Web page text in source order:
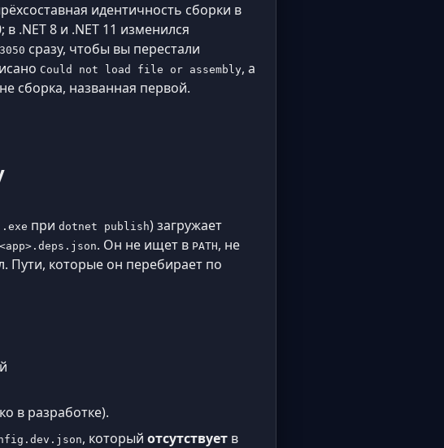
идентичность сборки в
.NET 8 и .NET 11 изменился
сразу, чтобы вы перестали
Could not load file or assembly, а
сборка, названная первой.
.exe при dotnet publish) загружает
<app>.deps.json. Он не ищет в PATH, не
Пути, которые он перебирает по
в разработке).
, который отсутствует в